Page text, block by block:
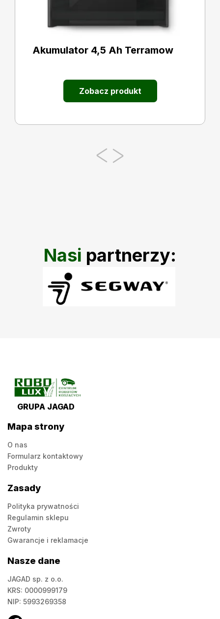
Akumulator 4,5 Ah Terramow
Zobacz produkt
Nasi partnerzy:
GRUPA JAGAD
Mapa strony
O nas
Formularz kontaktowy
Produkty
Zasady
Polityka prywatności
Regulamin sklepu
Zwroty
Gwarancje i reklamacje
Nasze dane
JAGAD sp. z o.o.
KRS: 0000999179
NIP: 5993269358